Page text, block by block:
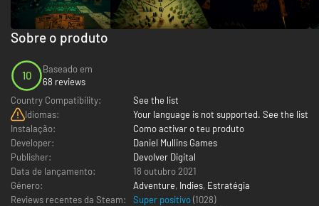
Sobre o produto
10
Baseado em
68 reviews
Country Compatibility:
See the list
Idiomas:
Your language is not supported. See the list
Instalação:
Como activar o teu produto
Developer:
Daniel Mullins Games
Publisher:
Devolver Digital
Data de lançamento:
18 outubro 2021
Género:
Adventure, Indies, Estratégia
Reviews recentes da Steam:
Super positivo(1028)